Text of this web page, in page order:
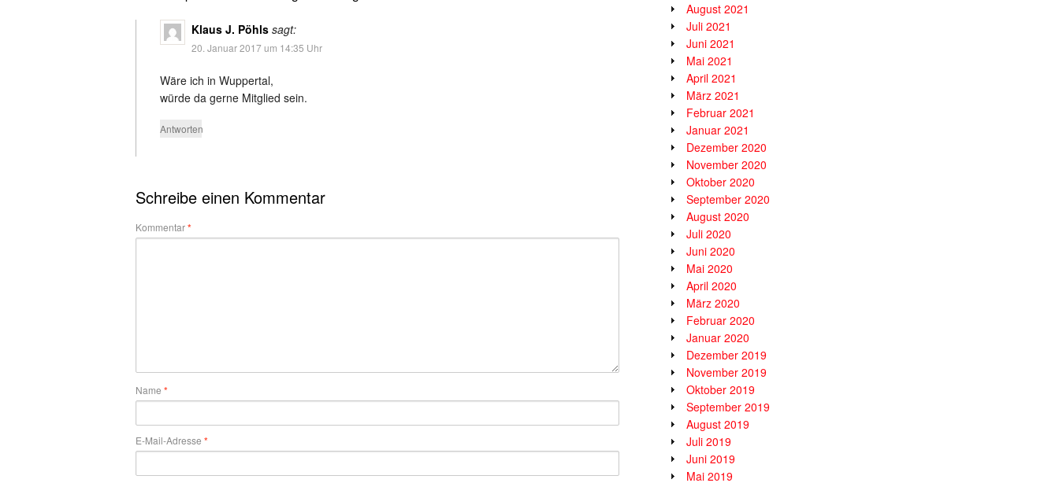
Klaus J. Pöhls sagt:
20. Januar 2017 um 14:35 Uhr
Wäre ich in Wuppertal,
würde da gerne Mitglied sein.
Antworten
Schreibe einen Kommentar
Kommentar*
Name *
E-Mail-Adresse *
August 2021
Juli 2021
Juni 2021
Mai 2021
April 2021
März 2021
Februar 2021
Januar 2021
Dezember 2020
November 2020
Oktober 2020
September 2020
August 2020
Juli 2020
Juni 2020
Mai 2020
April 2020
März 2020
Februar 2020
Januar 2020
Dezember 2019
November 2019
Oktober 2019
September 2019
August 2019
Juli 2019
Juni 2019
Mai 2019